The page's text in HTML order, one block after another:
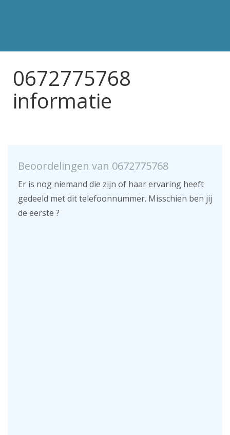
0672775768
informatie
Beoordelingen van 0672775768
Er is nog niemand die zijn of haar ervaring heeft
gedeeld met dit telefoonnummer. Misschien ben jij
de eerste ?